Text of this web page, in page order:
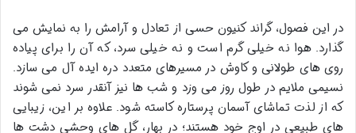
در این فصول، گراند کنیون حسی از تعادل و آرامش را به نمایش می
گذارد. هوا نه خیلی گرم است و نه خیلی سرد، که آن را برای پیاده
روی های طولانی و کاوش در مسیرهای متعدد دره ایده آل می سازد.
نسیمی ملایم در طول روز می وزد و شب ها نیز آنقدر سرد نمی شوند
که از لذت تماشای آسمان پرستاره کاسته شود. علاوه بر این، زیبایی
های طبیعی در اوج خود هستند؛ در بهار، گل های وحشی دشت ها